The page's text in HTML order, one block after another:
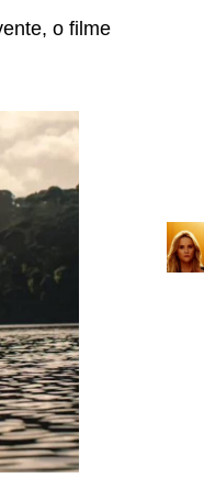
o filme